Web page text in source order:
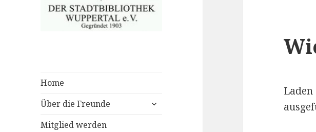
Home
Über die Freunde
untermenü
Mitglied werden